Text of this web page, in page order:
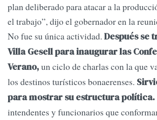
plan deliberado para atacar a la
el trabajo”, dijo el gobernador en la
No fue su única actividad. Después se
Villa Gesell para inaugurar las
Verano,un ciclo de charlas con la que
los destinos turísticos bonaerenses.
para mostrar su estructura política.
intendentes y funcionarios que